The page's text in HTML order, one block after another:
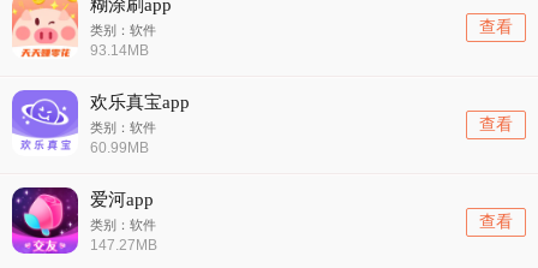
糊涂刷app
类别：软件
93.14MB
查看
欢乐真宝app
类别：软件
60.99MB
查看
爱河app
类别：软件
147.27MB
查看